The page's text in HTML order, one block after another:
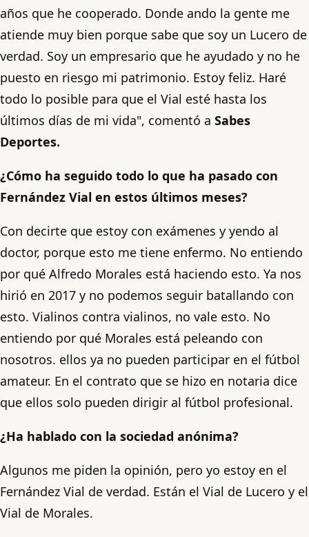
años que he cooperado. Donde ando la gente me
atiende muy bien porque sabe que soy un Lucero de
verdad. Soy un empresario que he ayudado y no he
puesto en riesgo mi patrimonio. Estoy feliz. Haré
todo lo posible para que el Vial esté hasta los
últimos días de mi vida", comentó a Sabes
Deportes.
¿Cómo ha seguido todo lo que ha pasado con
Fernández Vial en estos últimos meses?
Con decirte que estoy con exámenes y yendo al
doctor, porque esto me tiene enfermo. No entiendo
por qué Alfredo Morales está haciendo esto. Ya nos
hirió en 2017 y no podemos seguir batallando con
esto. Vialinos contra vialinos, no vale esto. No
entiendo por qué Morales está peleando con
nosotros. ellos ya no pueden participar en el fútbol
amateur. En el contrato que se hizo en notaria dice
que ellos solo pueden dirigir al fútbol profesional.
¿Ha hablado con la sociedad anónima?
Algunos me piden la opinión, pero yo estoy en el
Fernández Vial de verdad. Están el Vial de Lucero y el
Vial de Morales.